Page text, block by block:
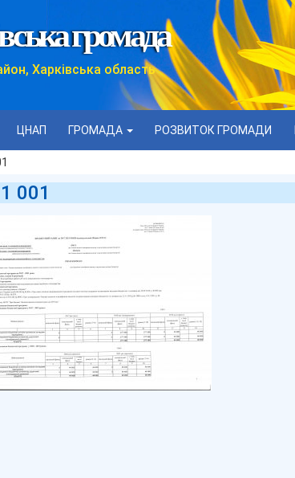
громада
Харківська область
ЦНАП ГРОМАДА РОЗВИТОК ГРОМАДИ
001